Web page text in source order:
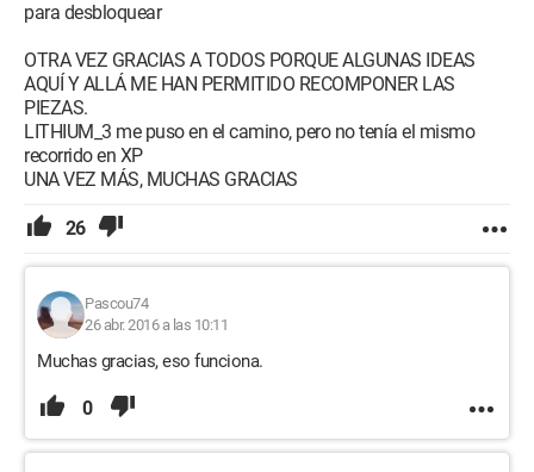
para desbloquear
OTRA VEZ GRACIAS A TODOS PORQUE ALGUNAS IDEAS
AQUÍ Y ALLÁ ME HAN PERMITIDO RECOMPONER LAS
PIEZAS.
LITHIUM_3 me puso en el camino, pero no tenía el mismo
recorrido en XP
UNA VEZ MÁS, MUCHAS GRACIAS
26
Pascou74
26 abr. 2016 a las 10:11
Muchas gracias, eso funciona.
0